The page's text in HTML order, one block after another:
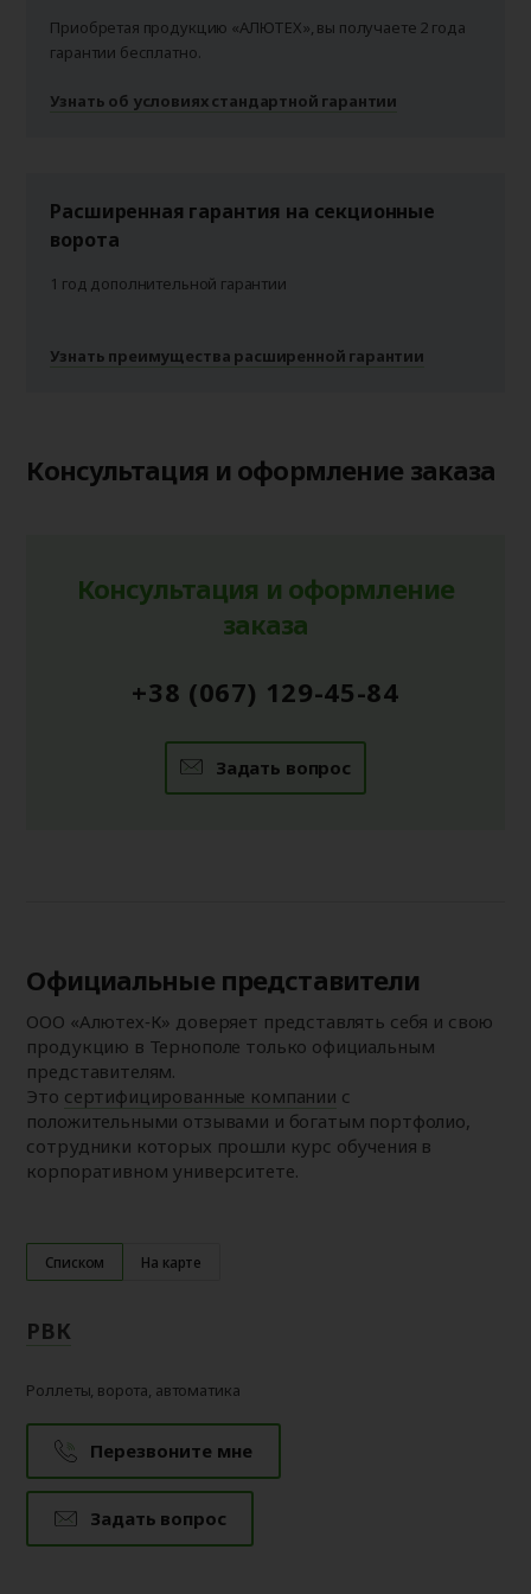
Приобретая продукцию «АЛЮТЕХ», вы получаете 2 года
гарантии бесплатно.
Узнать об условиях стандартной гарантии
Расширенная гарантия на секционные
ворота
1 год дополнительной гарантии
Узнать преимущества расширенной гарантии
Консультация и оформление заказа
Консультация и оформление
заказа
+38 (067) 129-45-84
Задать вопрос
Официальные представители
ООО «Алютех‑К» доверяет представлять себя и свою
продукцию в Тернополе только официальным
представителям.
Это сертифицированные компании с
положительными отзывами и богатым портфолио,
сотрудники которых прошли курс обучения в
корпоративном университете.
Списком На карте
РВК
Роллеты, ворота, автоматика
Перезвоните мне
Задать вопрос